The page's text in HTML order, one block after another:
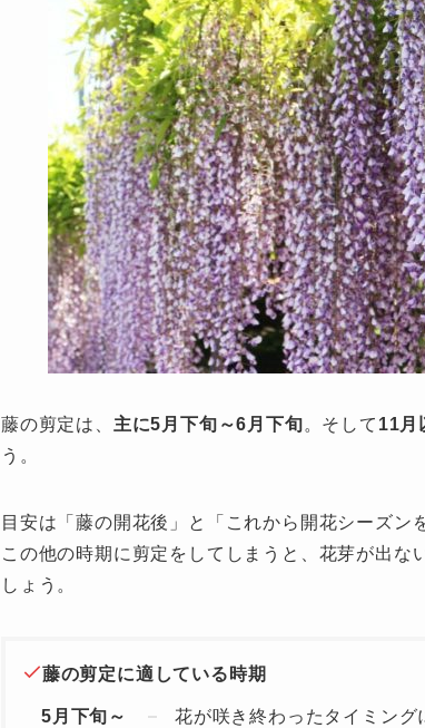
藤の剪定は、 主に5月下旬～6月下旬。そして 11月
う。
目安は「藤の開花後」と「これから開花シーズン
この他の時期に剪定をしてしまうと、花芽が出な
しょう。
藤の剪定に適している時期
5月下旬～
花が咲き終わったタイミング